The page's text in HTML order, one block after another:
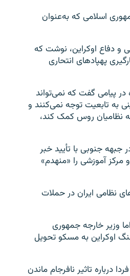
اسلامی که به‌عنوان
و دفاع اوکراین، نوشت که
پهپادهای انتحاری
در پیامی گفت که نمی‌تواند
به تابعیت توجه نمی‌کنند و
نظامیان روس کمک کند،
جنوبی با تأیید خبر
آموزشی را «منهدم»
گزارش دادند که دست‌کم ۱۰ نفر از نیروهای نظامی ایران در حملات
وزیر خارجه جمهوری
اوکراین به مسکو تحویل
درباره تاثیر نافرجام ماندن